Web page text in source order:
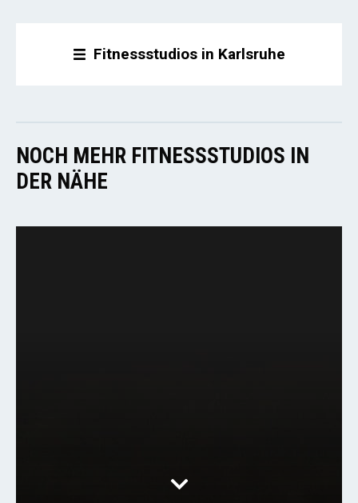
Fitnessstudios in Karlsruhe
NOCH MEHR FITNESSSTUDIOS IN
DER NÄHE